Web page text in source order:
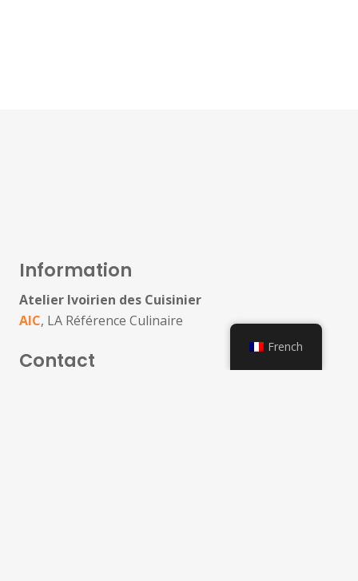
Information
Atelier Ivoirien des Cuisinier
AIC, LA Référence Culinaire
Contact
French